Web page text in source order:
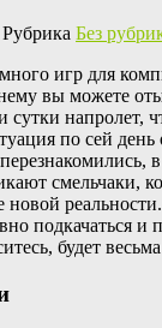
Без
игр для
вы можете
напролет,
по сей
смельчаки,
подкачаться
будет